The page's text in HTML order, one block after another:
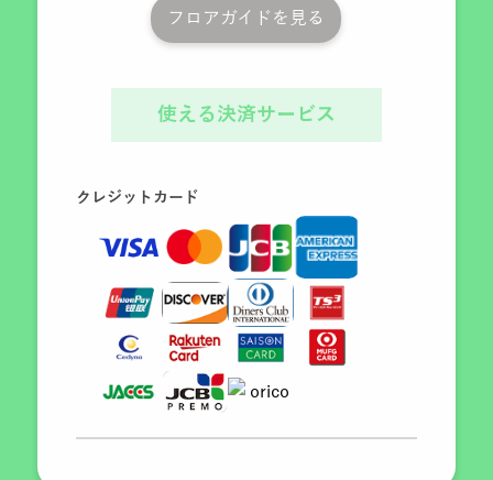
フロアガイドを見る
使える決済サービス
クレジットカード